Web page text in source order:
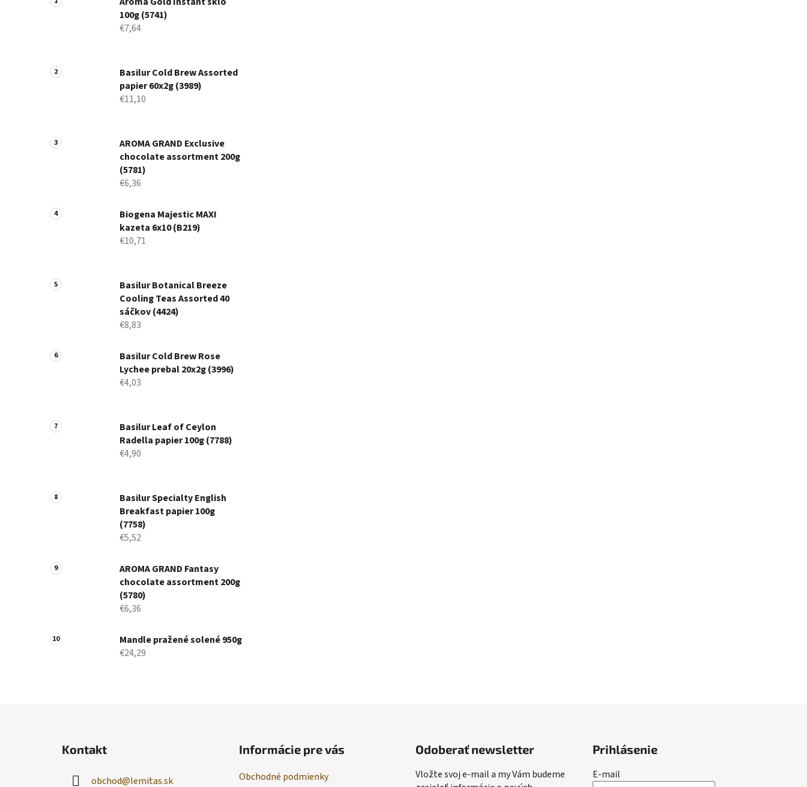
100g (5741)
€7,64
Basilur Cold Brew Assorted
papier 60x2g (3989)
€11,10
AROMA GRAND Exclusive
chocolate assortment 200g
(5781)
€6,36
Biogena Majestic MAXI
kazeta 6x10 (B219)
€10,71
Basilur Botanical Breeze
Cooling Teas Assorted 40
sáčkov (4424)
€8,83
Basilur Cold Brew Rose
Lychee prebal 20x2g (3996)
€4,03
Basilur Leaf of Ceylon
Radella papier 100g (7788)
€4,90
Basilur Specialty English
Breakfast papier 100g
(7758)
€5,52
AROMA GRAND Fantasy
chocolate assortment 200g
(5780)
€6,36
Mandle pražené solené 950g
€24,29
Kontakt
obchod@lemitas.sk
Informácie pre vás
Obchodné podmienky
Odoberať newsletter
Vložte svoj e-mail a my Vám budeme
Prihlásenie
E-mail